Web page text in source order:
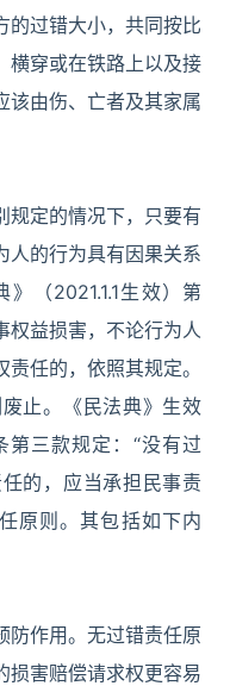
的过错大小，共同按比
横穿或在铁路上以及接
该由伤、亡者及其家属
规定的情况下，只要有
人的行为具有因果关系
（2021.1.1生效）第
权益损害，不论行为人
任的，依照其规定。
止。《民法典》生效
三款规定：“没有过
的，应当承担民事责
原则。其包括如下内
防作用。无过错责任原
损害赔偿请求权更容易